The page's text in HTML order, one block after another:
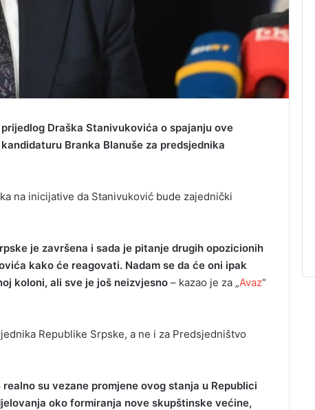
Draška Stanivukovića o spajanju ove
Branka Blanuše za predsjednika
na inicijative da Stanivuković bude zajednički
je završena i sada je pitanje drugih opozicionih
kako će reagovati. Nadam se da će oni ipak
koloni, ali sve je još neizvjesno – kazao je za „Avaz“
Republike Srpske, a ne i za Predsjedništvo
su vezane promjene ovog stanja u Republici
oko formiranja nove skupštinske većine,